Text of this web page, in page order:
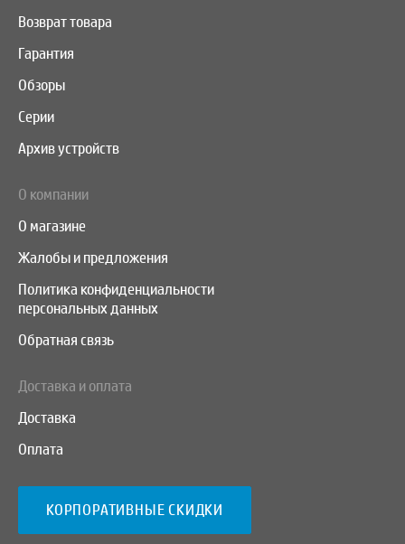
Возврат товара
Гарантия
Обзоры
Серии
Архив устройств
О компании
О магазине
Жалобы и предложения
Политика конфиденциальности
персональных данных
Обратная связь
Доставка и оплата
Доставка
Оплата
КОРПОРАТИВНЫЕ СКИДКИ